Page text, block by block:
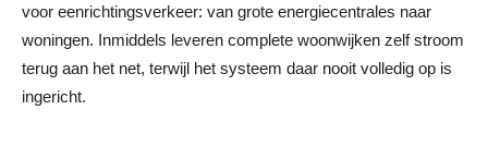
voor eenrichtingsverkeer: van grote energiecentrales naar
woningen. Inmiddels leveren complete woonwijken zelf stroom
terug aan het net, terwijl het systeem daar nooit volledig op is
ingericht.